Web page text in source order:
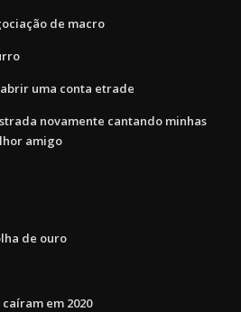
de macro
uma conta etrade
novamente cantando minhas
amigo
de ouro
em 2020